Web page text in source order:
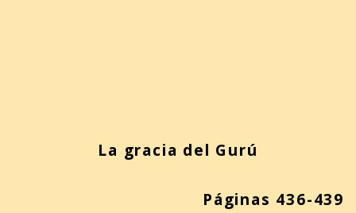
La gracia del Gurú
Páginas 436-439